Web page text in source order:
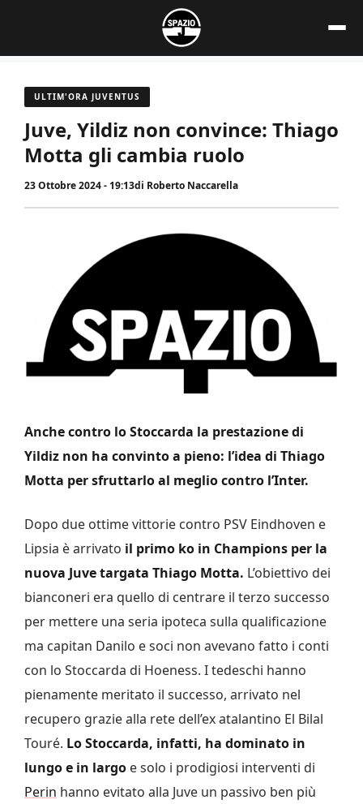
contenuto
ULTIM'ORA JUVENTUS
Juve, Yildiz non convince: Thiago
Motta gli cambia ruolo
23 Ottobre 2024 - 19:13di Roberto Naccarella
Anche contro lo Stoccarda la prestazione di
Yildiz non ha convinto a pieno: l’idea di Thiago
Motta per sfruttarlo al meglio contro l’Inter.
Dopo due ottime vittorie contro PSV Eindhoven e
Lipsia è arrivato il primo ko in Champions per la
nuova Juve targata Thiago Motta. L’obiettivo dei
bianconeri era quello di centrare il terzo successo
per mettere una seria ipoteca sulla qualificazione
ma capitan Danilo e soci non avevano fatto i conti
con lo Stoccarda di Hoeness. I tedeschi hanno
pienamente meritato il successo, arrivato nel
recupero grazie alla rete dell’ex atalantino El Bilal
Touré. Lo Stoccarda, infatti, ha dominato in
lungo e in largo e solo i prodigiosi interventi di
Perin hanno evitato alla Juve un passivo ben più